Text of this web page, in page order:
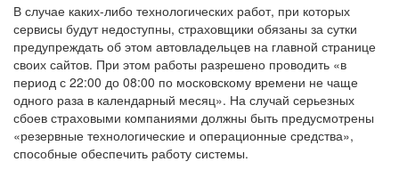
В случае каких-либо технологических работ, при которых
сервисы будут недоступны, страховщики обязаны за сутки
предупреждать об этом автовладельцев на главной странице
своих сайтов. При этом работы разрешено проводить «в
период с 22:00 до 08:00 по московскому времени не чаще
одного раза в календарный месяц». На случай серьезных
сбоев страховыми компаниями должны быть предусмотрены
«резервные технологические и операционные средства»,
способные обеспечить работу системы.